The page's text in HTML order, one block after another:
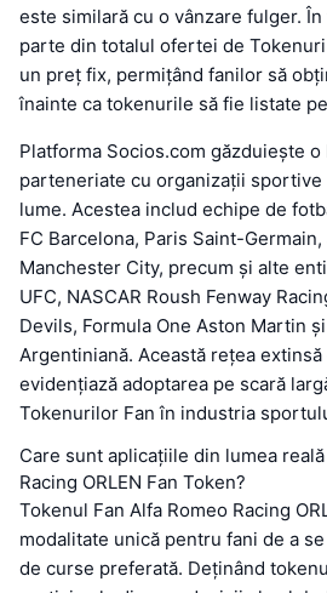
este similară cu o vânzare fulger.
parte din totalul ofertei de
un preț fix, permițând fanilor să
înainte ca tokenurile să fie listate
Platforma Socios.com găzduiește
parteneriate cu organizații
lume. Acestea includ echipe de
FC Barcelona, Paris Saint-
Manchester City, precum și alte
UFC, NASCAR Roush Fenway
Devils, Formula One Aston Martin
Argentiniană. Această rețea
evidențiază adoptarea pe scară
Tokenurilor Fan în industria
Care sunt aplicațiile din lumea
Racing ORLEN Fan Token?
Tokenul Fan Alfa Romeo Racing
modalitate unică pentru fani de a
de curse preferată. Deținând